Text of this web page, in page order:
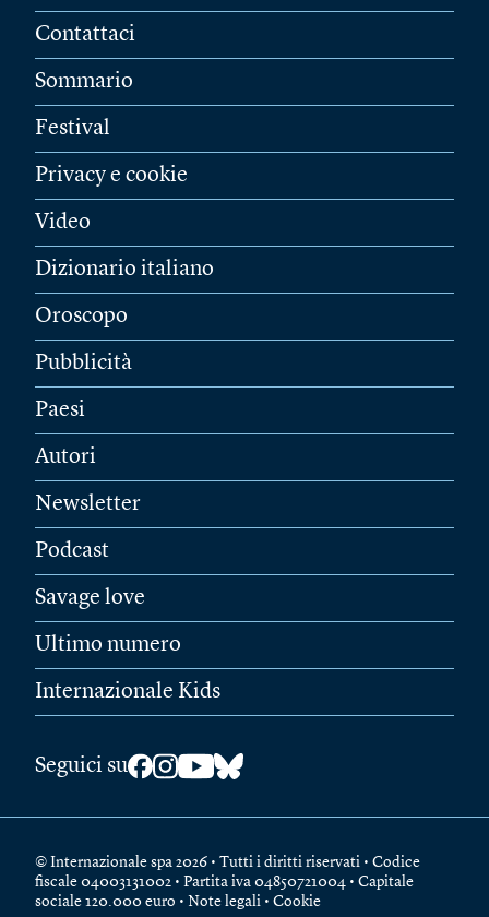
Contattaci
Sommario
Festival
Privacy e cookie
Video
Dizionario italiano
Oroscopo
Pubblicità
Paesi
Autori
Newsletter
Podcast
Savage love
Ultimo numero
Internazionale Kids
Seguici su
© Internazionale spa 2026 • Tutti i diritti riservati • Codice
fiscale 04003131002 • Partita iva 04850721004 • Capitale
sociale 120.000 euro • Note legali • Cookie